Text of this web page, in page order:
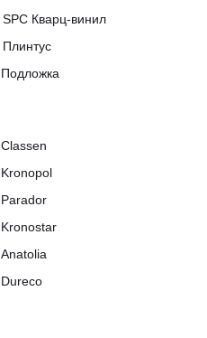
SPC Кварц-винил
Плинтус
Anatolia
Dureco
Kronostar
Parador
Kronopol
Classen
Подложка